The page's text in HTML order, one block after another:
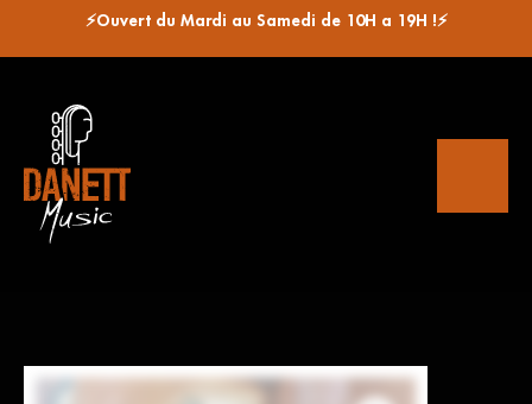
⚡Ouvert du Mardi au Samedi de 10H a 19H !⚡